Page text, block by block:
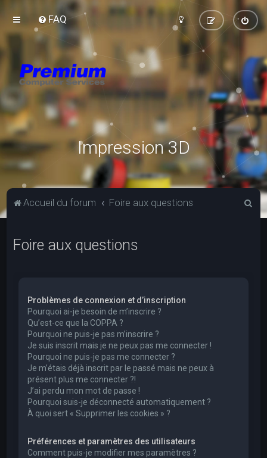
FAQ
Impression 3D
Accueil du forum Foire aux questions
Foire aux questions
Problèmes de connexion et d’inscription
Pourquoi ai-je besoin de m’inscrire ?
Qu’est-ce que la COPPA ?
Pourquoi ne puis-je pas m’inscrire ?
Je suis inscrit mais je ne peux pas me connecter !
Pourquoi ne puis-je pas me connecter ?
Je m’étais déjà inscrit par le passé mais ne peux à
présent plus me connecter ?!
J’ai perdu mon mot de passe !
Pourquoi suis-je déconnecté automatiquement ?
À quoi sert « Supprimer les cookies » ?
Préférences et paramètres des utilisateurs
Comment puis-je modifier mes paramètres ?